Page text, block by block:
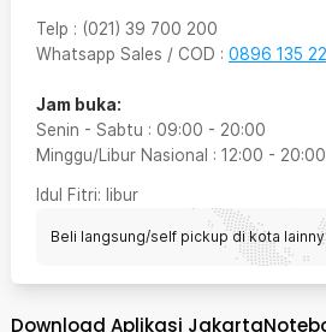
Telp : (021) 39 700 200
Whatsapp Sales / COD : 0896 135
Jam buka:
Senin - Sabtu : 09:00 - 20:00
Minggu/Libur Nasional : 12:00 - 20:00
Idul Fitri: libur
Beli langsung/self pickup di kota
Download Aplikasi